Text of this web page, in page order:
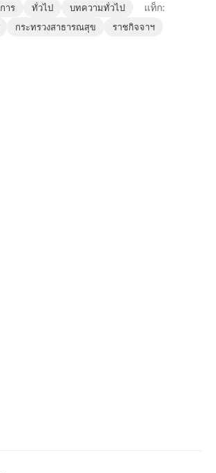
าร ทั่วไป บทความทั่วไป แท็ก:
กระทรวงสาธารณสุข
ราชกิจจาฯ